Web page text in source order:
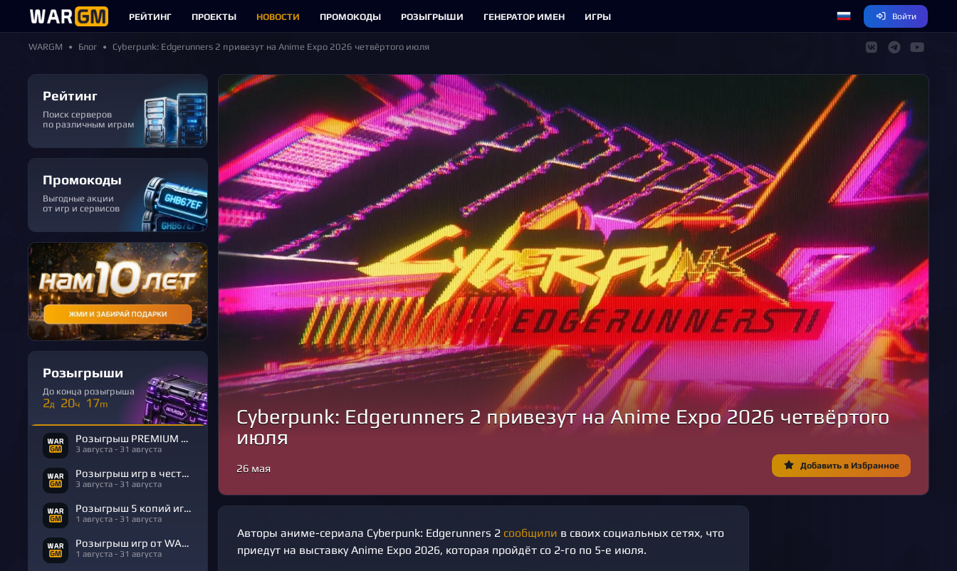
РЕЙТИНГ ПРОЕКТЫ НОВОСТИ ПРОМОКОДЫ РОЗЫГРЫШИ ГЕНЕРАТОР ИМЕН ИГРЫ Войти
WARGM Блог Cyberpunk: Edgerunners 2 привезут на Anime Expo 2026 четвёртого июля
Рейтинг
Поиск серверов
по различным играм
Промокоды
Выгодные акции
от игр и сервисов
Розыгрыши
До конца розыгрыша
2д 20ч 17m
Розыгрыш PREMIUM в честь Дня Рождения
3 августа - 31 августа
Розыгрыш игр в честь Дня Рождения
3 августа - 31 августа
Розыгрыш 5 копий игры R.E.P.O.
1 августа - 31 августа
Розыгрыш игр от WARGM
1 августа - 31 августа
Cyberpunk: Edgerunners 2 привезут на Anime Expo 2026 четвёртого
июля
Добавить в Избранное
26 мая
Авторы аниме-сериала Cyberpunk: Edgerunners 2 сообщили в своих социальных сетях, что
приедут на выставку Anime Expo 2026, которая пройдёт со 2-го по 5-е июля.